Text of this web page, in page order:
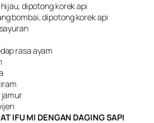
dipotong korek api
bombai, dipotong korek api
rasa ayam
jamur
IFU MI DENGAN DAGING SAPI